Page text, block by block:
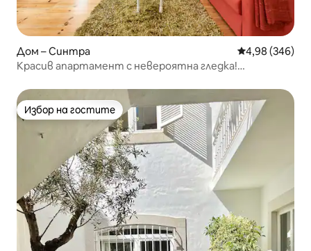
Дом – Синтра Средна
4,98 (346)
Красив апартамент с невероятна гледка!
Избор на гостите
Избор на гостите